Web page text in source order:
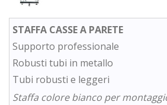
STAFFA CASSE A PARETE
Supporto professionale
Robusti tubi in metallo
Tubi robusti e leggeri
Staffa colore bianco per